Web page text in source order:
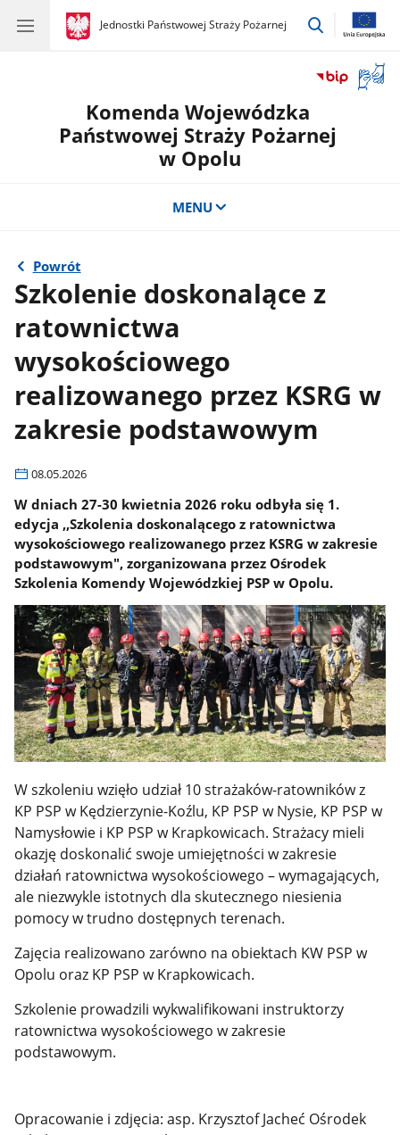
gov.pl
Jednostki Państwowej Straży Pożarnej
gov.pl
Jednostki
przejdź
okno
Komenda Wojewódzka
Państwowej Straży Pożarnej
w Opolu
MENU
Powrót
Szkolenie doskonalące z
ratownictwa
wysokościowego
realizowanego przez KSRG w
zakresie podstawowym
08.05.2026
W dniach 27-30 kwietnia 2026 roku odbyła się 1.
edycja ,,Szkolenia doskonalącego z ratownictwa
wysokościowego realizowanego przez KSRG w zakresie
podstawowym", zorganizowana przez Ośrodek
Szkolenia Komendy Wojewódzkiej PSP w Opolu.
W szkoleniu wzięło udział 10 strażaków-ratowników z
KP PSP w Kędzierzynie-Koźlu, KP PSP w Nysie, KP PSP w
Namysłowie i KP PSP w Krapkowicach. Strażacy mieli
okazję doskonalić swoje umiejętności w zakresie
działań ratownictwa wysokościowego – wymagających,
ale niezwykle istotnych dla skutecznego niesienia
pomocy w trudno dostępnych terenach.
Zajęcia realizowano zarówno na obiektach KW PSP w
Opolu oraz KP PSP w Krapkowicach.
Szkolenie prowadzili wykwalifikowani instruktorzy
ratownictwa wysokościowego w zakresie
podstawowym.
Opracowanie i zdjęcia: asp. Krzysztof Jacheć Ośrodek